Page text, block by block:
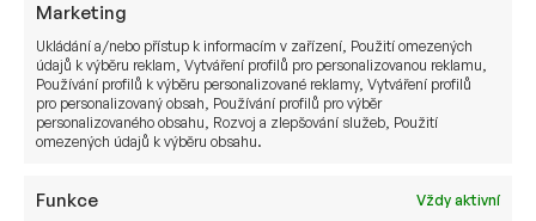
Marketing
Ukládání a/nebo přístup k informacím v zařízení, Použití omezených
údajů k výběru reklam, Vytváření profilů pro personalizovanou reklamu,
Používání profilů k výběru personalizované reklamy, Vytváření profilů
pro personalizovaný obsah, Používání profilů pro výběr
personalizovaného obsahu, Rozvoj a zlepšování služeb, Použití
omezených údajů k výběru obsahu.
Funkce
Vždy aktivní